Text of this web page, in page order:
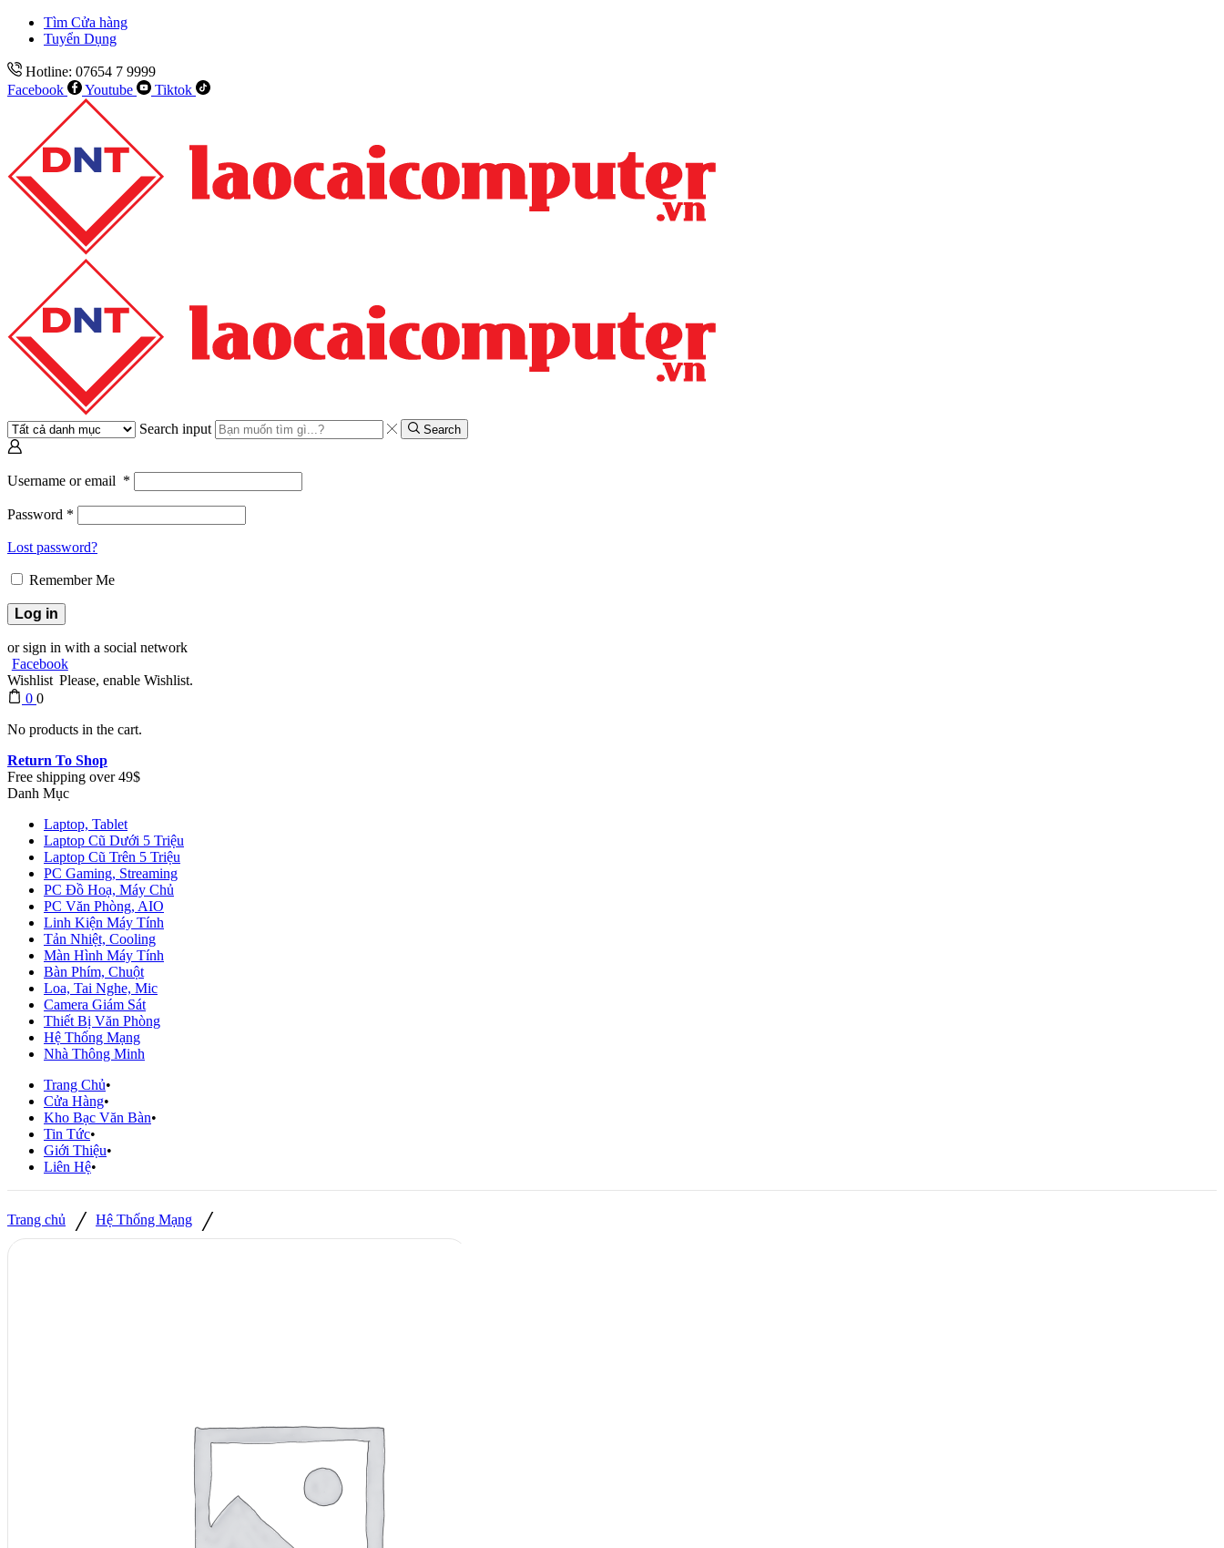
Tìm Cửa hàng
Tuyển Dụng
Hotline: 07654 7 9999
Facebook
Youtube Tiktok
Search input Search
Username or email *
Password *
Lost password?
Remember Me
Log in
or sign in with a social network
Facebook
Wishlist Please, enable Wishlist.
0 0
No products in the cart.
Return To Shop
Free shipping over 49$
Danh Mục
Laptop, Tablet
Laptop Cũ Dưới 5 Triệu
Laptop Cũ Trên 5 Triệu
PC Gaming, Streaming
PC Đồ Hoạ, Máy Chủ
PC Văn Phòng, AIO
Linh Kiện Máy Tính
Tản Nhiệt, Cooling
Màn Hình Máy Tính
Bàn Phím, Chuột
Loa, Tai Nghe, Mic
Camera Giám Sát
Thiết Bị Văn Phòng
Hệ Thống Mạng
Nhà Thông Minh
Trang Chủ
Cửa Hàng
Kho Bạc Văn Bàn
Tin Tức
Giới Thiệu
Liên Hệ
Trang chủ / Hệ Thống Mạng /